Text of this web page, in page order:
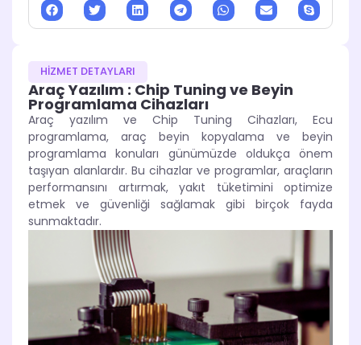
HİZMET DETAYLARI
Araç Yazılım : Chip Tuning ve Beyin
Programlama Cihazları
Araç yazılım ve Chip Tuning Cihazları, Ecu
programlama, araç beyin kopyalama ve beyin
programlama konuları günümüzde oldukça önem
taşıyan alanlardır. Bu cihazlar ve programlar, araçların
performansını artırmak, yakıt tüketimini optimize
etmek ve güvenliği sağlamak gibi birçok fayda
sunmaktadır.